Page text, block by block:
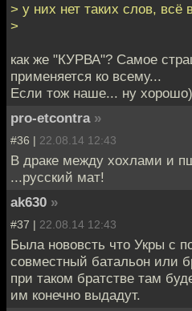
> у них нет таких слов, всё
>
как же "КУРВА"? Самое
применяется ко всему...
Если тож наше... ну хорошо)
pro-etcontra »
#36 | 22.08.14 12:43
В драке между хохлами и
...русский мат!
ak630 »
#37 | 22.08.14 12:43
Была нововсть что Укры с
совместный батальон или
при таком братстве там
им конечно выдадут.